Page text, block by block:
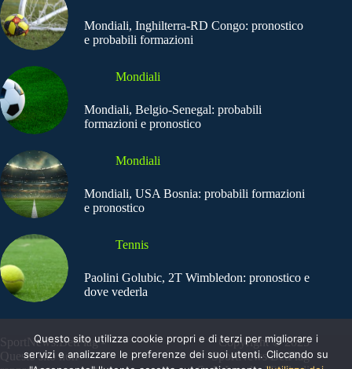
Mondiali, Inghilterra-RD Congo: pronostico
e probabili formazioni
Mondiali
Mondiali, Belgio-Senegal: probabili
formazioni e pronostico
Mondiali
Mondiali, USA Bosnia: probabili formazioni
e pronostico
Tennis
Paolini Golubic, 2T Wimbledon: pronostico e
dove vederla
SportNews.BetFlag -
Questo sito non
Copyright © 2025
SportNews BetFlag
Questo sito utilizza cookie propri e di terzi per migliorare i
servizi e analizzare le preferenze dei suoi utenti. Cliccando su